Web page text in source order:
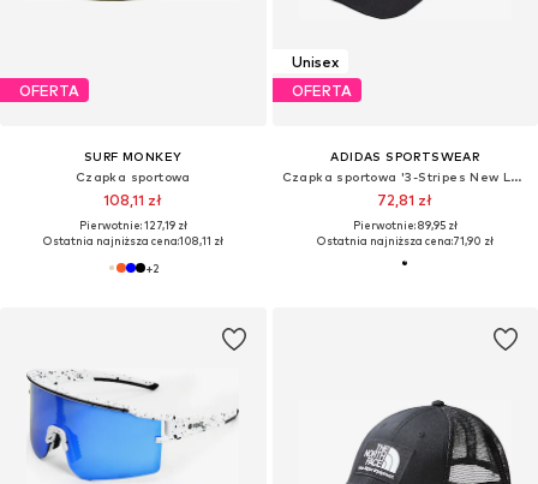
OFERTA
SURF MONKEY
Czapka sportowa
108,11 zł
Pierwotnie: 127,19 zł
Ostatnia najniższa cena:108,11 zł
+2
Unisex
OFERTA
ADIDAS SPORTSWEAR
Czapka sportowa '3-Stripes New Logo Baseball'
72,81 zł
Pierwotnie: 89,95 zł
Ostatnia najniższa cena:71,90 zł